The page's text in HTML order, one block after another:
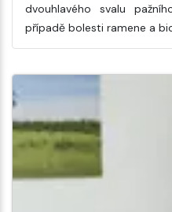
dvouhlavého svalu
případě bolesti ramene a